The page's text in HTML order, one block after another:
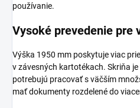
používanie.
Vysoké prevedenie pre
Výška 1950 mm poskytuje viac
v závesných kartotékach. Skriňa
potrebujú pracovať s väčším
mať dokumenty rozdelené do